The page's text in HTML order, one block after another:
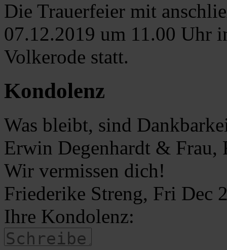
Die Trauerfeier mit
07.12.2019 um 11.00 Uhr
Volkerode statt.
Kondolenz
Was bleibt, sind
Erwin Degenhardt & Frau,
Wir vermissen dich!
Friederike Streng, Fri Dec
Ihre Kondolenz: